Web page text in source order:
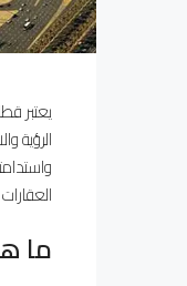
الرؤية
العقارات
ما